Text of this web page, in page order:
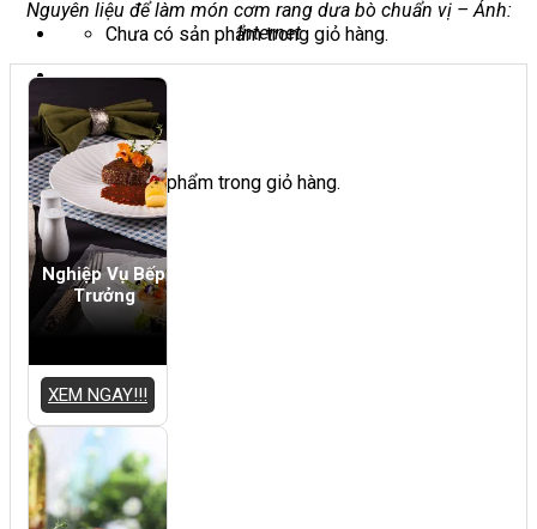
Chưa có sản phẩm trong giỏ hàng.
Giỏ hàng
Chưa có sản phẩm trong giỏ hàng.
Nguyên liệu để làm món cơm rang dưa bò chuẩn vị – Ảnh:
Internet
Nghiệp Vụ Bếp
Trưởng
XEM NGAY!!!